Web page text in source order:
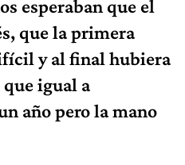
esperaban que el
que la primera
y al final hubiera
igual a
año pero la mano